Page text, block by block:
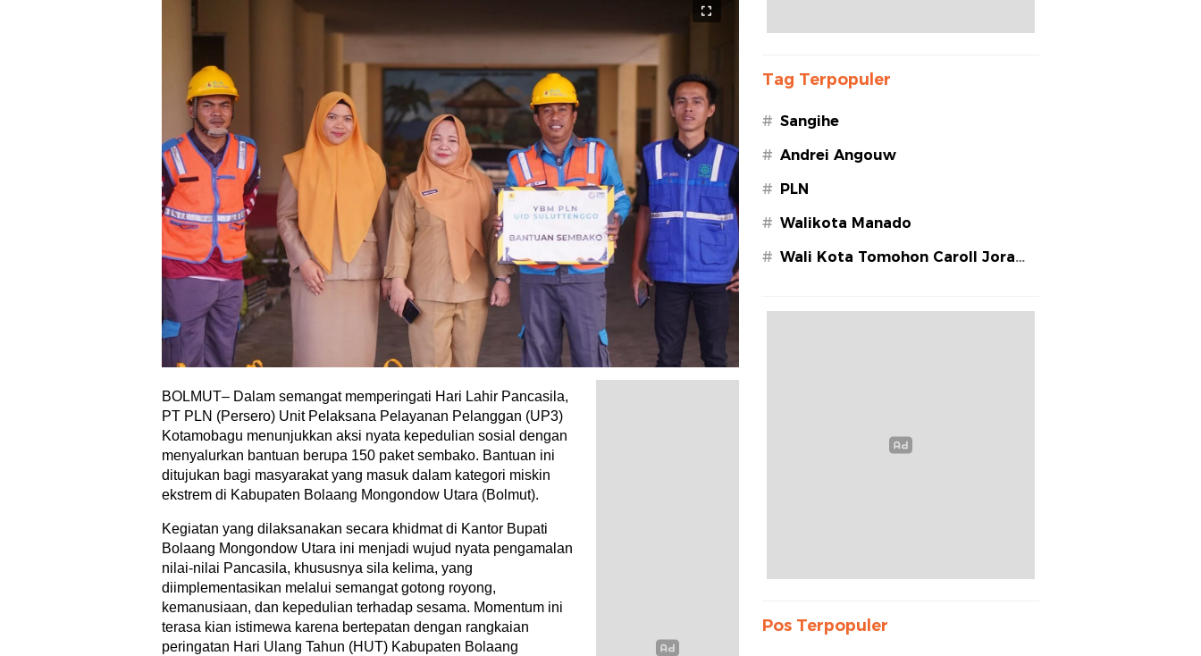
BOLMUT– Dalam semangat memperingati Hari Lahir Pancasila,
PT PLN (Persero) Unit Pelaksana Pelayanan Pelanggan (UP3)
Kotamobagu menunjukkan aksi nyata kepedulian sosial dengan
menyalurkan bantuan berupa 150 paket sembako. Bantuan ini
ditujukan bagi masyarakat yang masuk dalam kategori miskin
ekstrem di Kabupaten Bolaang Mongondow Utara (Bolmut).
Kegiatan yang dilaksanakan secara khidmat di Kantor Bupati
Bolaang Mongondow Utara ini menjadi wujud nyata pengamalan
nilai-nilai Pancasila, khususnya sila kelima, yang
diimplementasikan melalui semangat gotong royong,
kemanusiaan, dan kepedulian terhadap sesama. Momentum ini
terasa kian istimewa karena bertepatan dengan rangkaian
peringatan Hari Ulang Tahun (HUT) Kabupaten Bolaang
Tag Terpopuler
# Sangihe
# Andrei Angouw
# PLN
# Walikota Manado
# Wali Kota Tomohon Caroll Joram
Pos Terpopuler